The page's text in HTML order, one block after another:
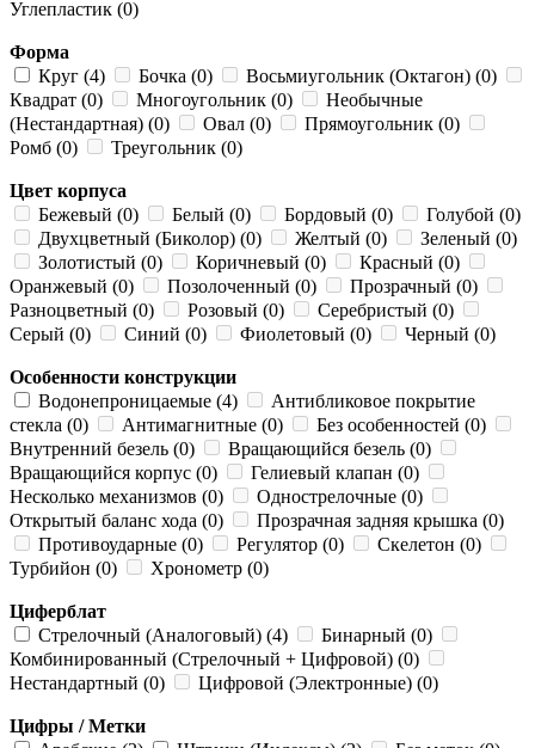
Углепластик (0)
Форма
Круг (4)
Бочка (0)
Восьмиугольник (Октагон) (0)
Квадрат (0)
Многоугольник (0)
Необычные
(Нестандартная) (0)
Овал (0)
Прямоугольник (0)
Ромб (0)
Треугольник (0)
Цвет корпуса
Бежевый (0)
Белый (0) Бордовый (0)
Голубой (0)
Двухцветный (Биколор) (0)
Желтый (0)
Зеленый (0)
Золотистый (0)
Коричневый (0)
Красный (0)
Оранжевый (0)
Позолоченный (0)
Прозрачный (0)
Разноцветный (0)
Розовый (0)
Серебристый (0)
Серый (0)
Синий (0) Фиолетовый (0) Черный (0)
Особенности конструкции
Водонепроницаемые (4)
Антибликовое покрытие
стекла (0)
Антимагнитные (0)
Без особенностей (0)
Внутренний безель (0)
Вращающийся безель (0)
Вращающийся корпус (0)
Гелиевый клапан (0)
Несколько механизмов (0)
Однострелочные (0)
Открытый баланс хода (0)
Прозрачная задняя крышка (0)
Противоударные (0)
Регулятор (0)
Скелетон (0)
Турбийон (0)
Хронометр (0)
Циферблат
Стрелочный (Аналоговый) (4)
Бинарный (0)
Комбинированный (Стрелочный + Цифровой) (0)
Нестандартный (0)
Цифровой (Электронные) (0)
Цифры / Метки